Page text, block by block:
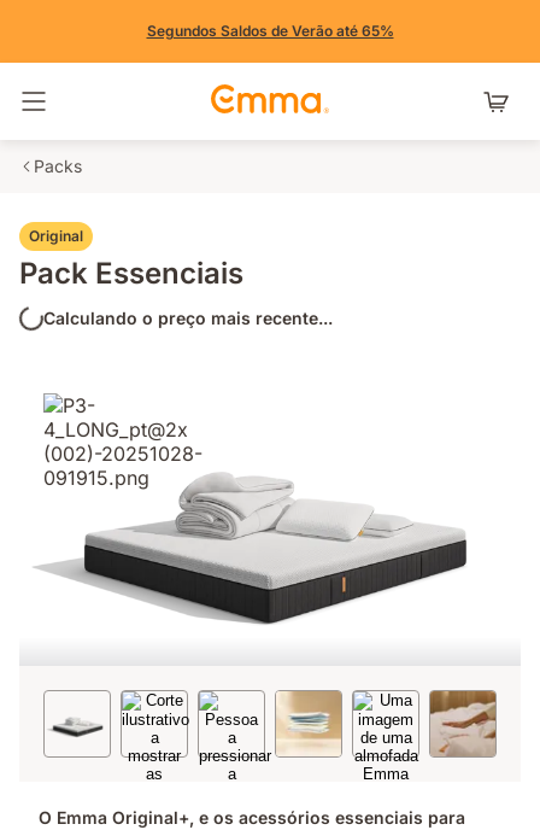
Segundos Saldos de Verão até 65%
Packs
Original
Pack Essenciais
Calculando o preço mais recente...
O Emma Original+, e os acessórios essenciais para